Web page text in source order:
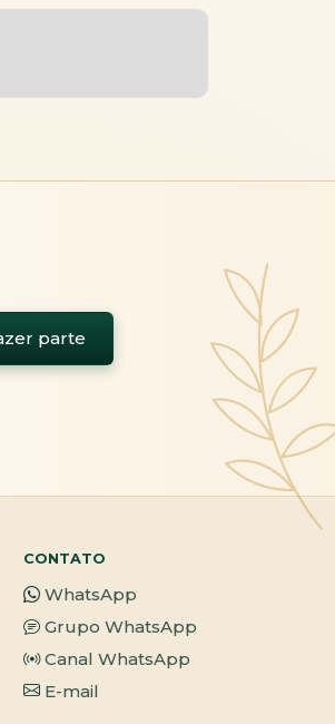
parte
CONTATO
WhatsApp
Grupo WhatsApp
Canal WhatsApp
E-mail